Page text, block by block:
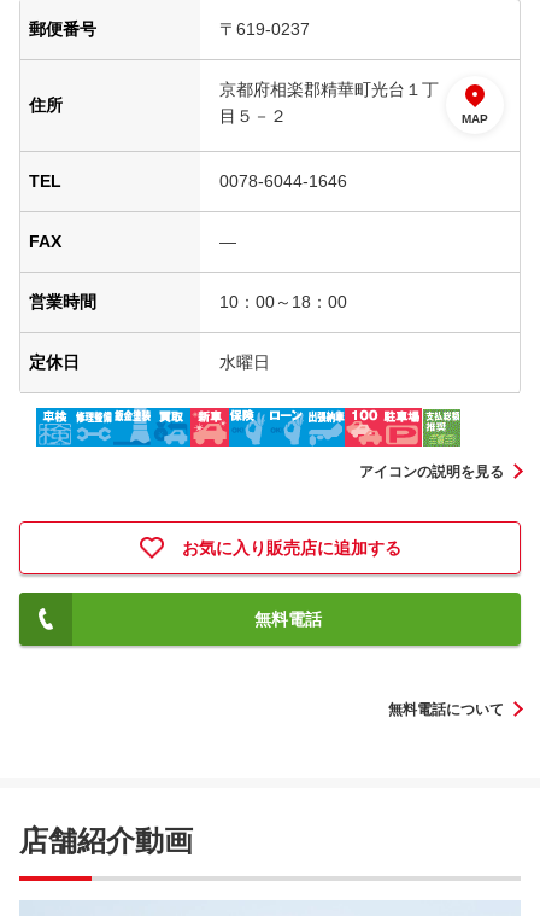
郵便番号 〒619-0237
住所
京都府相楽郡精華町光台１丁
目５－２
MAP
TEL 0078-6044-1646
FAX ―
営業時間 10：00～18：00
定休日 水曜日
アイコンの説明を見る
お気に入り販売店に追加する
無料電話
無料電話について
店舗紹介動画